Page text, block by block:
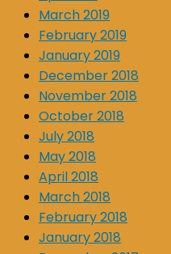
March 2019
February 2019
January 2019
December 2018
November 2018
October 2018
July 2018
May 2018
April 2018
March 2018
February 2018
January 2018